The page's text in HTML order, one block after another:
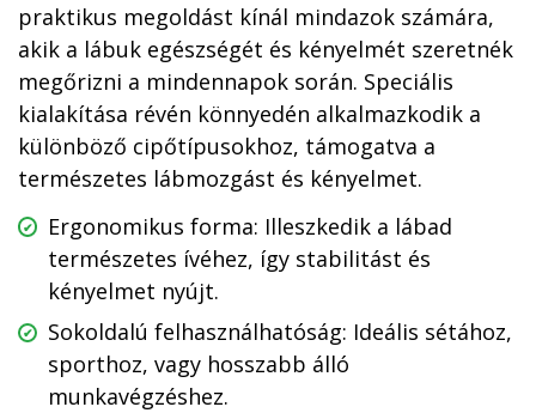
praktikus megoldást kínál mindazok számára,
akik a lábuk egészségét és kényelmét szeretnék
megőrizni a mindennapok során. Speciális
kialakítása révén könnyedén alkalmazkodik a
különböző cipőtípusokhoz, támogatva a
természetes lábmozgást és kényelmet.
Ergonomikus forma: Illeszkedik a lábad
természetes ívéhez, így stabilitást és
kényelmet nyújt.
Sokoldalú felhasználhatóság: Ideális sétához,
sporthoz, vagy hosszabb álló
munkavégzéshez.